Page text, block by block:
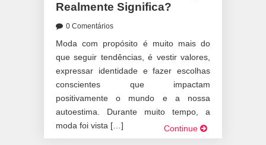
Realmente Significa?
0 Comentários
Moda com propósito é muito mais do
que seguir tendências, é vestir valores,
expressar identidade e fazer escolhas
conscientes que impactam
positivamente o mundo e a nossa
autoestima. Durante muito tempo, a
moda foi vista […]
Continue